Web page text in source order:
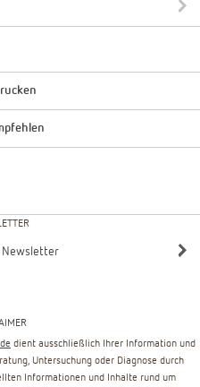
Newsletter
dient ausschließlich Ihrer Information und
Untersuchung oder Diagnose durch
Informationen und Inhalte rund um